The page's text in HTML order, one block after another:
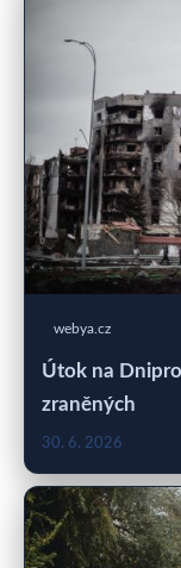
webya.cz
Útok na
zraněných
30. 6. 2026